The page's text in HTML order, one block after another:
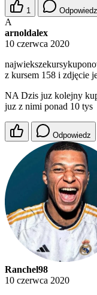
1 Odpowiedz
A
arnoldalex
10 czerwca 2020
z kursem 158 i zdjęcie
NA Dzis juz kolejny
juz z nimi ponad 10 tys
Odpowiedz
Ranchel98
10 czerwca 2020